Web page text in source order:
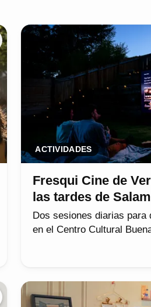
ACTIVIDADES
Fresqui Cine de
las tardes de
Dos sesiones diarias
en el Centro Cultural